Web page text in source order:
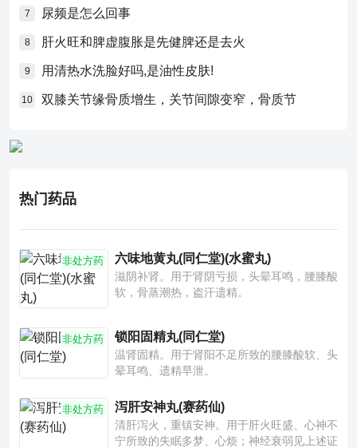
7 尿频是怎么回事
8 肝火旺和脾虚腹胀是先健脾还是去火
9 用清热水洗脸好吗,是油性皮肤!
10 双膝关节缘骨质增生，关节间隙变窄，骨质节
热门药品
非处方药 六味地黄丸(同仁堂)(水蜜丸)
滋阴补肾。用于肾阴亏损，头晕耳鸣，腰膝酸
软，骨蒸潮热，盗汗遗精。
非处方药 锁阳固精丸(同仁堂)
温肾固精。用于肾阳不足所致的腰膝酸软、头
晕耳鸣、遗精早泄。
非处方药 泻肝安神丸(赛药仙)
清肝泻火，重镇安神。用于肝火旺盛、心神不
宁所致的失眠多梦、心烦；神经衰弱见上述证